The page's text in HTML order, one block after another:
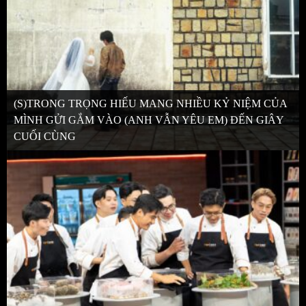
(S)TRONG TRỌNG HIẾU MANG NHIỀU KỶ NIỆM CỦA
MÌNH GỬI GẮM VÀO (ANH VẪN YÊU EM) ĐẾN GIÂY
CUỐI CÙNG